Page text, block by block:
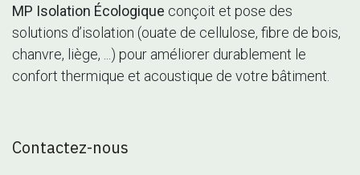
MP Isolation Écologique conçoit et pose des
solutions d’isolation (ouate de cellulose, fibre de bois,
chanvre, liège, ...) pour améliorer durablement le
confort thermique et acoustique de votre bâtiment.
Contactez-nous